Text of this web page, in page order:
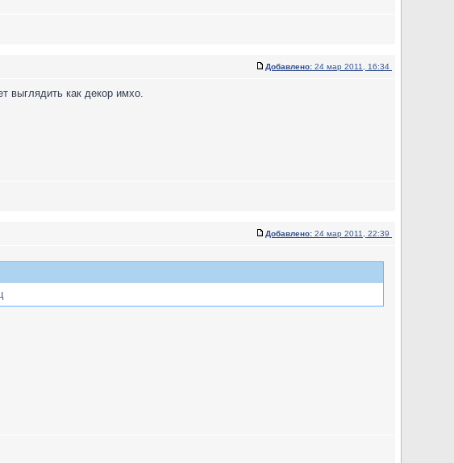
Добавлено: 24 мар 2011, 16:34
выглядить как декор имхо.
Добавлено: 24 мар 2011, 22:39